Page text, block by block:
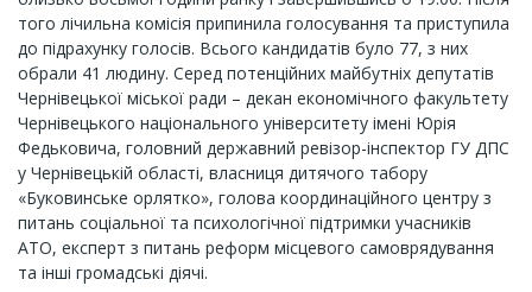
того лічильна комісія припинила голосування та приступила
до підрахунку голосів. Всього кандидатів було 77, з них
обрали 41 людину. Серед потенційних майбутніх депутатів
Чернівецької міської ради – декан економічного факультету
Чернівецького національного університету імені Юрія
Федьковича, головний державний ревізор-інспектор ГУ ДПС
у Чернівецькій області, власниця дитячого табору
«Буковинське орлятко», голова координаційного центру з
питань соціальної та психологічної підтримки учасників
АТО, експерт з питань реформ місцевого самоврядування
та інші громадські діячі.